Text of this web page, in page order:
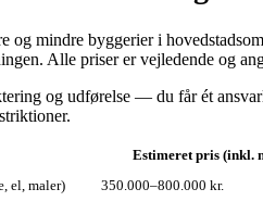
og mindre byggerier i
Alle priser er vejledende og
og udførelse — du får ét
Estimeret pris (inkl.
el, maler) 350.000–800.000 kr.